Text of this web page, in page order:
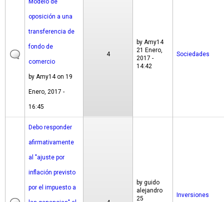
Modelo de
oposición a una
transferencia de
fondo de
comercio
by Amy14on 19
Enero, 2017 -
16:45
4
by Amy14
21 Enero,
2017 -
14:42
Sociedades
Debo responder
afirmativamente
al "ajuste por
inflación previsto
por el impuesto a
by guido
alejandro
25
Inversiones